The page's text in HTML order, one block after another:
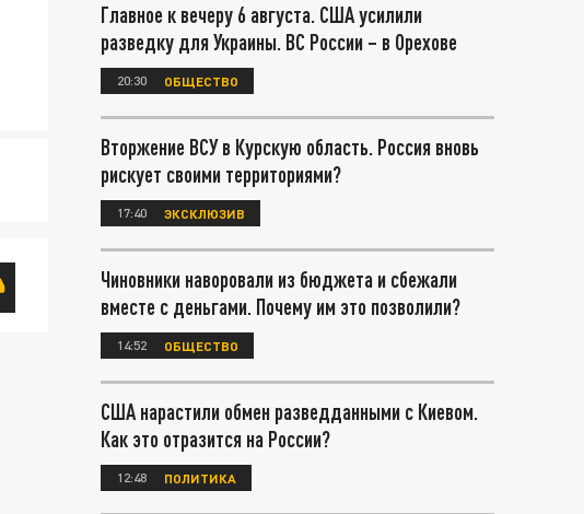
Главное к вечеру 6 августа. США усилили
разведку для Украины. ВС России – в Орехове
20:30 ОБЩЕСТВО
Вторжение ВСУ в Курскую область. Россия вновь
рискует своими территориями?
17:40 ЭКСКЛЮЗИВ
Чиновники наворовали из бюджета и сбежали
вместе с деньгами. Почему им это позволили?
14:52 ОБЩЕСТВО
США нарастили обмен разведданными с Киевом.
Как это отразится на России?
12:48 ПОЛИТИКА